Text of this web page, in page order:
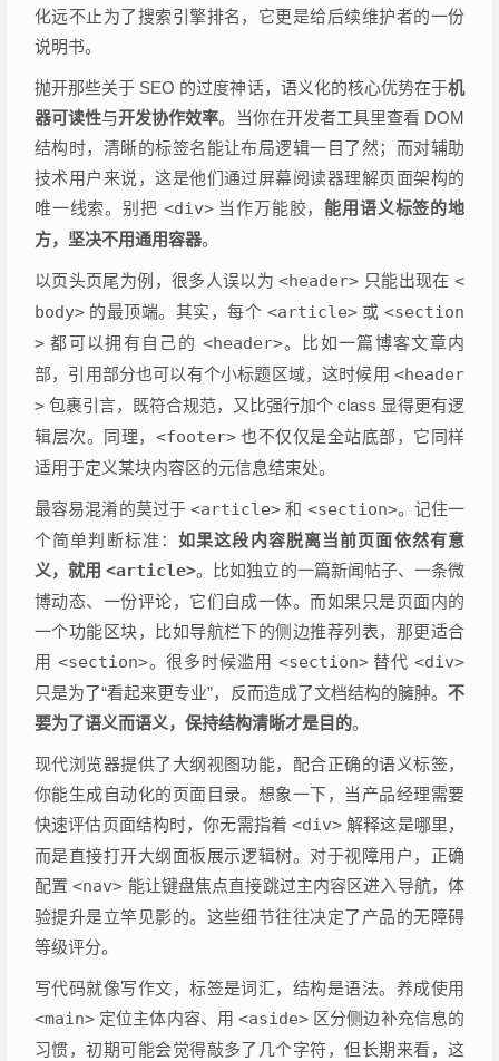
化远不止为了搜索引擎排名，它更是给后续维护者的一份
说明书。
抛开那些关于 SEO 的过度神话，语义化的核心优势在于机
器可读性与开发协作效率。当你在开发者工具里查看 DOM
结构时，清晰的标签名能让布局逻辑一目了然；而对辅助
技术用户来说，这是他们通过屏幕阅读器理解页面架构的
唯一线索。别把 <div>当作万能胶， 能用语义标签的地
方，坚决不用通用容器。
以页头页尾为例，很多人误以为<header> 只能出现在<
body> 的最顶端。其实，每个 <article>或<section
> 都可以拥有自己的 <header>。比如一篇博客文章内
部，引用部分也可以有个小标题区域，这时候用 <header
> 包裹引言，既符合规范，又比强行加个 class 显得更有逻
辑层次。同理， <footer>也不仅仅是全站底部，它同样
适用于定义某块内容区的元信息结束处。
最容易混淆的莫过于<article> 和 <section>。记住一
个简单判断标准：如果这段内容脱离当前页面依然有意
义，就用<article>。比如独立的一篇新闻帖子、一条微
博动态、一份评论，它们自成一体。而如果只是页面内的
一个功能区块，比如导航栏下的侧边推荐列表，那更适合
用 <section>。很多时候滥用 <section>替代<div>
只是为了“看起来更专业”，反而造成了文档结构的臃肿。 不
要为了语义而语义，保持结构清晰才是目的。
现代浏览器提供了大纲视图功能，配合正确的语义标签，
你能生成自动化的页面目录。想象一下，当产品经理需要
快速评估页面结构时，你无需指着<div> 解释这是哪里，
而是直接打开大纲面板展示逻辑树。对于视障用户，正确
配置<nav> 能让键盘焦点直接跳过主内容区进入导航，体
验提升是立竿见影的。这些细节往往决定了产品的无障碍
等级评分。
写代码就像写作文，标签是词汇，结构是语法。养成使用
<main> 定位主体内容、用<aside> 区分侧边补充信息的
习惯，初期可能会觉得敲多了几个字符，但长期来看，这